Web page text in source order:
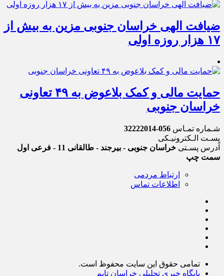
ضیافت الهی خراسان جنوبی مزین به بیش از
۱۷ هزار روزه اولی
حمایت مالی و کمک بلاعوض به ۴۹ تعاونی
خراسان جنوبی
شـماره تمـاس 056-32222014
پسـت الـکترونیـکی
آدرس پسـتی
خراسان جنوبی - بیرجند - طالقانی 11 - فرعی اول
سمت چپ
ارتباط مردمی
اطلاعات تماس
تمامی حقوق این سایت محفوظ است.
پایگاه خبری تحلیلی خراسان تایم